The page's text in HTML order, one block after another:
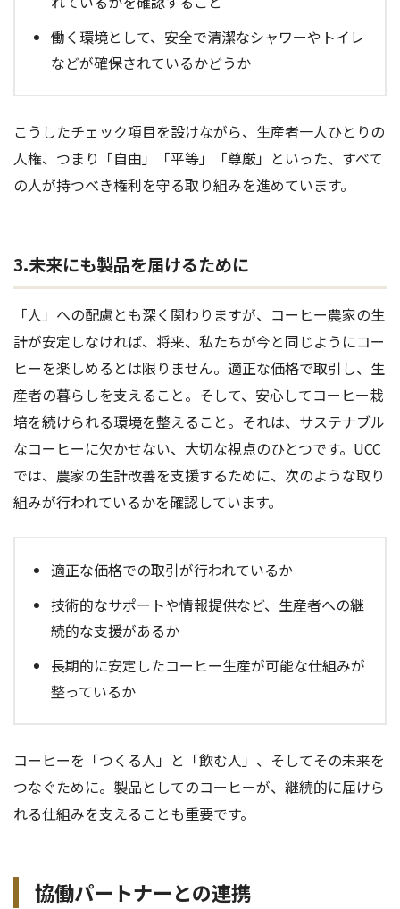
働く環境として、安全で清潔なシャワーやトイレ
などが確保されているかどうか
こうしたチェック項目を設けながら、生産者一人ひとりの
人権、つまり「自由」「平等」「尊厳」といった、すべて
の人が持つべき権利を守る取り組みを進めています。
3.未来にも製品を届けるために
「人」への配慮とも深く関わりますが、コーヒー農家の生
計が安定しなければ、将来、私たちが今と同じようにコー
ヒーを楽しめるとは限りません。適正な価格で取引し、生
産者の暮らしを支えること。そして、安心してコーヒー栽
培を続けられる環境を整えること。それは、サステナブル
なコーヒーに欠かせない、大切な視点のひとつです。UCC
では、農家の生計改善を支援するために、次のような取り
組みが行われているかを確認しています。
適正な価格での取引が行われているか
技術的なサポートや情報提供など、生産者への継
続的な支援があるか
長期的に安定したコーヒー生産が可能な仕組みが
整っているか
コーヒーを「つくる人」と「飲む人」、そしてその未来を
つなぐために。製品としてのコーヒーが、継続的に届けら
れる仕組みを支えることも重要です。
協働パートナーとの連携